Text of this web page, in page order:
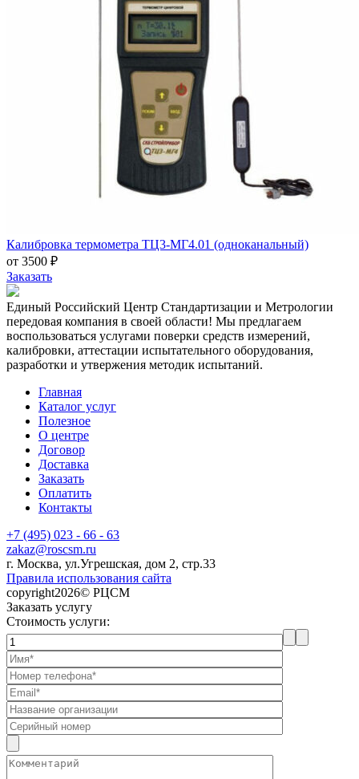
Калибровка термометра ТЦ3-МГ4.01 (одноканальный)
от 3500 ₽
Заказать
Единый Российский Центр Стандартизации и Метрологии
передовая компания в своей области! Мы предлагаем
воспользоваться услугами поверки средств измерений,
калибровки, аттестации испытательного оборудования,
разработки и утвержения методик испытаний.
Главная
Каталог услуг
Полезное
О центре
Договор
Доставка
Заказать
Оплатить
Контакты
+7 (495) 023 - 66 - 63
zakaz@roscsm.ru
г. Москва, ул.Угрешская, дом 2, стр.33
Правила использования сайта
copyright2026© РЦСМ
Заказать услугу
Стоимость услуги: